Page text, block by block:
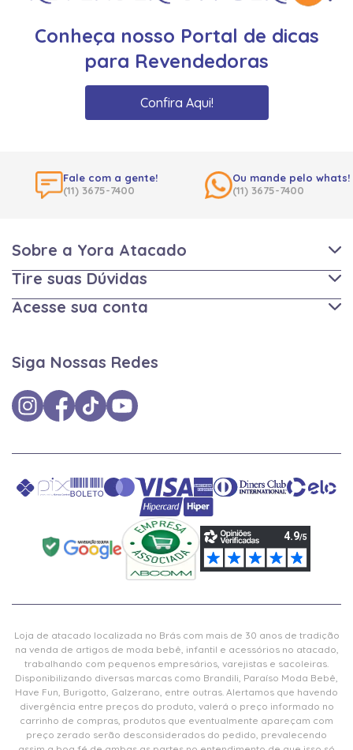
Conheça nosso Portal de dicas
para Revendedoras
Confira Aqui!
Fale com a gente!
(11) 3675-7400
Ou mande pelo whats!
(11) 3675-7400
Sobre a Yora Atacado
Tire suas Dúvidas
Acesse sua conta
Siga Nossas Redes
Loja de atacado localizada no Brás com mais de 30 anos de tradição
na venda de artigos de moda bebê, infantil e acessórios no atacado,
trabalhando com pequenos empresários, varejistas e sacoleiras.
Disponibilizando diversas marcas como Brandili, Paraíso Moda Bebê,
Have Fun, Burigotto, Galzerano, entre outras. Alertamos que havendo
divergência entre preços do produto, valerá o preço informado no
carrinho de compras, produtos que eventualmente apareçam com
preço zerado serão desconsiderados do pedido, prevalecendo